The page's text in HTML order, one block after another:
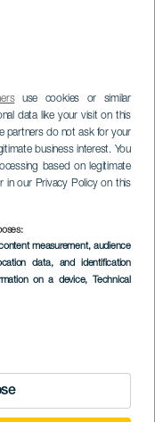
use cookies or similar
data like your visit on this
partners do not ask for your
business interest. You
based on legitimate
in our Privacy Policy on this
measurement, audience
data, and identification
on a device, Technical